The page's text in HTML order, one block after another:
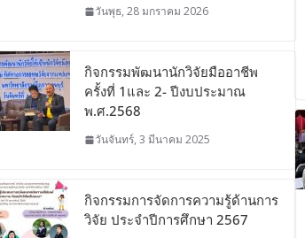
วันพุธ, 28 มกราคม 2026
กิจกรรมพัฒนานักวิจัยมืออาชีพ
ครั้งที่ 1และ 2- ปีงบประมาณ
พ.ศ.2568
วันจันทร์, 3 มีนาคม 2025
กิจกรรมการจัดการความรู้ด้านการ
วิจัย ประจำปีการศึกษา 2567